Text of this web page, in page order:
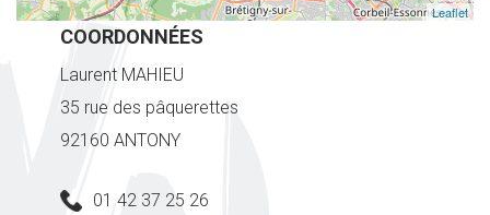
Leaflet
COORDONNÉES
Laurent MAHIEU
35 rue des pâquerettes
92160 ANTONY
01 42 37 25 26